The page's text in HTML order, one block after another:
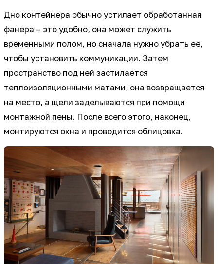
Дно контейнера обычно устилает обработанная
фанера – это удобно, она может служить
временными полом, но сначала нужно убрать её,
чтобы установить коммуникации. Затем
пространство под ней застилается
теплоизоляционными матами, она возвращается
на место, а щели заделываются при помощи
монтажной пены. После всего этого, наконец,
монтируются окна и проводится облицовка.